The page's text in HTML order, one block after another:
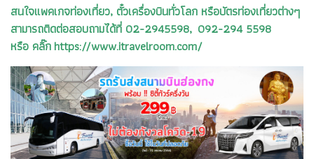
สนใจแพคเกจท่องเที่ยว, ตั๋วเครื่องบินทั่วโลก หรือบัตรท่องเที่ยวต่างๆ
สามารถติดต่อสอบถามได้ที่ 02-2945598, 092-294 5598
หรือ คลิ๊ก https://www.itravelroom.com/